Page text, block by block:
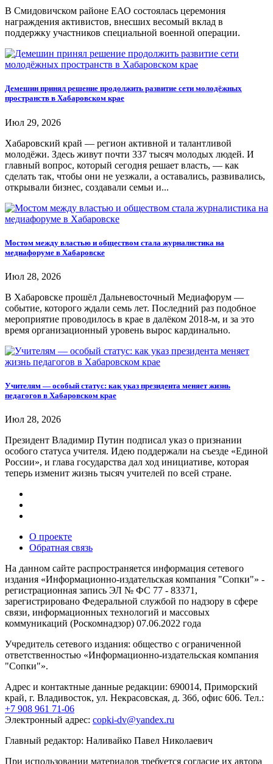
В Смидовичском районе ЕАО состоялась церемония
награждения активистов, внесших весомый вклад в
поддержку участников специальной военной операции.
Демешин принял решение продолжить развитие сети молодёжных
пространств в Хабаровском крае
Июл 29, 2026
Хабаровский край — регион активной и талантливой
молодёжи. Здесь живут почти 337 тысяч молодых людей. И
главный вопрос, который сегодня решает власть, — как
сделать так, чтобы они не уезжали, а оставались, развивались,
открывали бизнес, создавали семьи и...
Мостом между властью и обществом стала журналистика на
медиафоруме в Хабаровске
Июл 28, 2026
В Хабаровске прошёл Дальневосточный Медиафорум —
событие, которого ждали семь лет. Последний раз подобное
мероприятие проводилось в крае в далёком 2018-м, и за это
время организационный уровень вырос кардинально.
Учителям — особый статус: как указ президента меняет жизнь
педагогов в Хабаровском крае
Июл 28, 2026
Президент Владимир Путин подписал указ о признании
особого статуса учителя. Идею поддержали на съезде «Единой
России», и глава государства дал ход инициативе, которая
теперь изменит жизнь тысяч учителей по всей стране.
О проекте
Обратная связь
На данном сайте распространяется информация сетевого
издания «Информационно-издательская компания "Сопки"» -
регистрационная запись ЭЛ № ФС 77 - 83371,
зарегистрировано Федеральной службой по надзору в сфере
связи, информационных технологий и массовых
коммуникаций (Роскомнадзор) 07.06.2022 года
Учредитель сетевого издания: общество с ограниченной
ответственностью «Информационно-издательская компания
"Сопки"».
Адрес и контактные данные редакции: 690014, Приморский
край, г. Владивосток, ул. Некрасовская, д. 36б, офис 606. Тел.:
+7 908 961 71-06
Электронный адрес: copki-dv@yandex.ru
Главный редактор: Наливайко Павел Николаевич
При использовании материалов требуется согласие их автора